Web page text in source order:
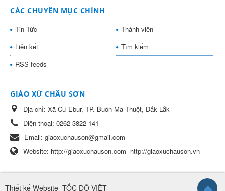
CÁC CHUYÊN MỤC CHÍNH
Tin Tức
Thành viên
Liên kết
Tìm kiếm
RSS-feeds
GIÁO XỨ CHÂU SƠN
Địa chỉ: Xã Cư Êbur, TP. Buôn Ma Thuột, Đắk Lắk
Điện thoại: 0262 3822 141
Email: giaoxuchauson@gmail.com
Website: http://giaoxuchauson.com http://giaoxuchauson.vn
Thiết kế Website TỐC ĐỘ VIỆT